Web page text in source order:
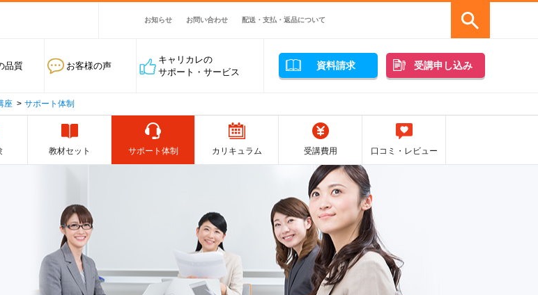
お知らせ お問い合わせ 配送・支払・返品について
品質 お客様の声
キャリカレの
サポート・サービス
資料請求 受講申し込み
座 サポート体制
教材セット サポート体制 カリキュラム 受講費用 口コミ・レビュー